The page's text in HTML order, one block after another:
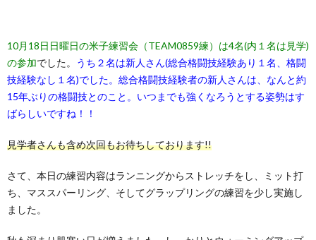
10月18日日曜日の米子練習会（TEAM0859練）は4名(内１名は見学)
の参加でした。
うち２名は新人さん(総合格闘技経験あり１名、格闘
技経験なし１名)でした。総合格闘技経験者の新人さんは、なんと約
15年ぶりの格闘技とのこと。いつまでも強くなろうとする姿勢はす
ばらしいですね！！
見学者さんも含め次回もお待ちしております!!
さて、本日の練習内容はランニングからストレッチをし、ミット打
ち、マススパーリング、そしてグラップリングの練習を少し実施し
ました。